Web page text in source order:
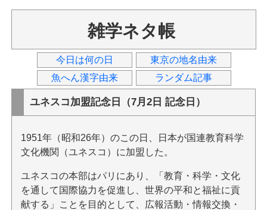
雑学ネタ帳
今日は何の日
東京の地名由来
魚へん漢字由来
ランダム記事
ユネスコ加盟記念日（7月2日 記念日）
1951年（昭和26年）のこの日、日本が国連教育科学
文化機関（ユネスコ）に加盟した。
ユネスコの本部はパリにあり、「教育・科学・文化
を通して国際協力を促進し、世界の平和と福祉に貢
献する」ことを目的として、広報活動・情報交換・